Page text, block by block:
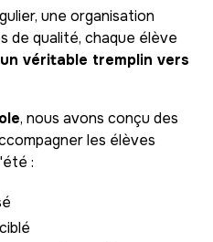
une organisation
de qualité, chaque élève
un véritable tremplin vers
, nous avons conçu des
les élèves
: